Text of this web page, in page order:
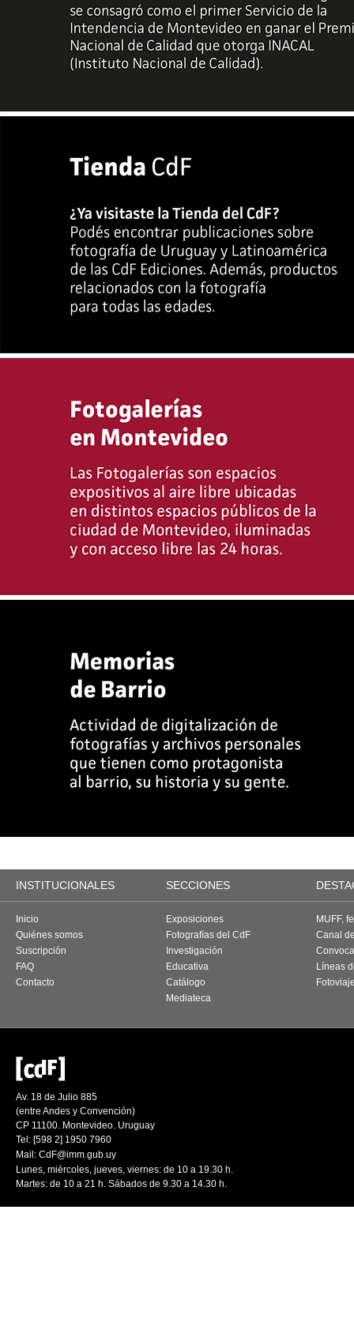
INSTITUCIONALES SECCIONES
Inicio
Quiénes somos
Suscripción
FAQ
Contacto
Exposiciones
Fotografías del CdF
Investigación
Educativa
Catálogo
Mediateca
MUFF,
Canal
Líneas
Av. 18 de Julio 885
(entre Andes y Convención)
CP 11100. Montevideo. Uruguay
Tel: [598 2] 1950 7960
Mail: CdF@imm.gub.uy
Lunes, miércoles, jueves, viernes: de 10 a 19.30 h.
Martes: de 10 a 21 h. Sábados de 9.30 a 14.30 h.